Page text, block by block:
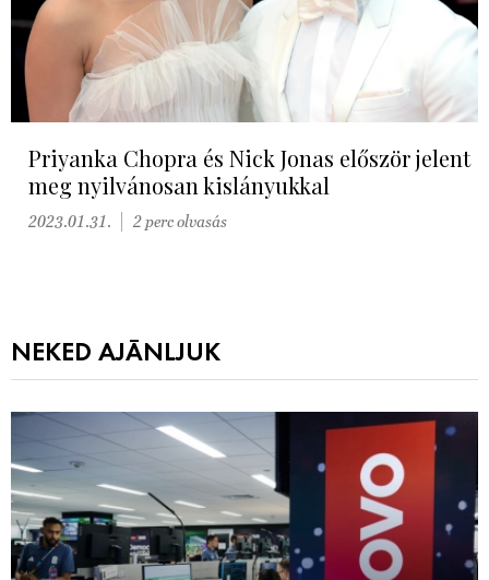
Priyanka Chopra és Nick Jonas először jelent
meg nyilvánosan kislányukkal
2023.01.31. 2 perc olvasás
NEKED AJÁNLJUK